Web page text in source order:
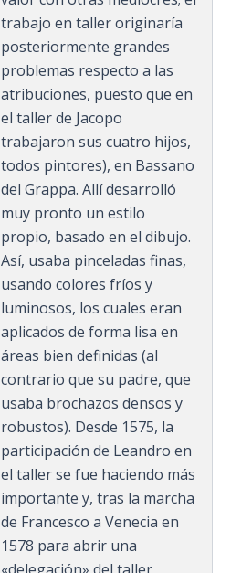
trabajo en taller originaría
posteriormente grandes
problemas respecto a las
atribuciones, puesto que en
el taller de Jacopo
trabajaron sus cuatro hijos,
todos pintores), en Bassano
del Grappa. Allí desarrolló
muy pronto un estilo
propio, basado en el dibujo.
Así, usaba pinceladas finas,
usando colores fríos y
luminosos, los cuales eran
aplicados de forma lisa en
áreas bien definidas (al
contrario que su padre, que
usaba brochazos densos y
robustos). Desde 1575, la
participación de Leandro en
el taller se fue haciendo más
importante y, tras la marcha
de Francesco a Venecia en
1578 para abrir una